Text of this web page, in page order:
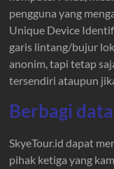
pengguna yang
Unique Device
garis lintang/bujur
anonim, tapi tetap
tersendiri ataupun
Berbagi
SkyeTour.id dapat
pihak ketiga yang